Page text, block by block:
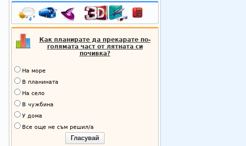
Как планирате да прекарате по-
голямата част от лятната си
почивка?
На море
В планината
На село
В чужбина
У дома
Все още не съм решил/а
Гласувай